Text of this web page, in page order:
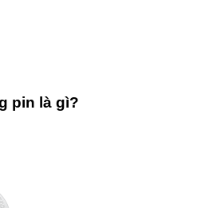
pin là gì?